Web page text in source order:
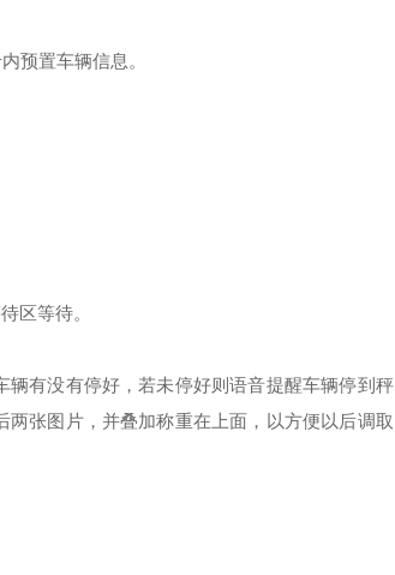
预置车辆信息。
区等待。
有没有停好，若未停好则语音提醒车辆停到秤
张图片，并叠加称重在上面，以方便以后调取